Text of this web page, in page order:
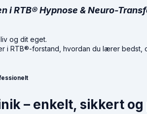
i RTB® Hypnose & Neuro-
og dit eget.
i RTB®-forstand, hvordan du lærer bedst,
– enkelt, sikkert